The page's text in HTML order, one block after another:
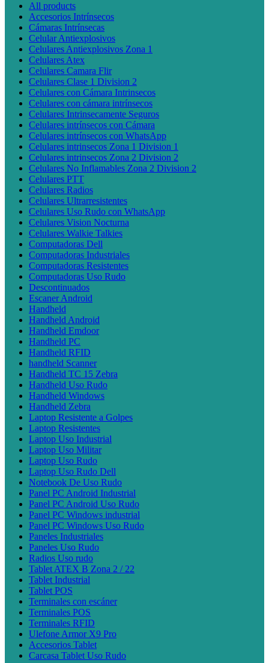
All products
Accesorios Intrínsecos
Cámaras Intrínsecas
Celular Antiexplosivos
Celulares Antiexplosivos Zona 1
Celulares Atex
Celulares Camara Flir
Celulares Clase 1 Division 2
Celulares con Cámara Intrinsecos
Celulares con cámara intrínsecos
Celulares Intrinsecamente Seguros
Celulares intrínsecos con Cámara
Celulares intrínsecos con WhatsApp
Celulares intrinsecos Zona 1 Division 1
Celulares intrinsecos Zona 2 Division 2
Celulares No Inflamables Zona 2 Division 2
Celulares PTT
Celulares Radios
Celulares Ultrarresistentes
Celulares Uso Rudo con WhatsApp
Celulares Vision Nocturna
Celulares Walkie Talkies
Computadoras Dell
Computadoras Industriales
Computadoras Resistentes
Computadoras Uso Rudo
Descontinuados
Escaner Android
Handheld
Handheld Android
Handheld Emdoor
Handheld PC
Handheld RFID
handheld Scanner
Handheld TC 15 Zebra
Handheld Uso Rudo
Handheld Windows
Handheld Zebra
Laptop Resistente a Golpes
Laptop Resistentes
Laptop Uso Industrial
Laptop Uso Militar
Laptop Uso Rudo
Laptop Uso Rudo Dell
Notebook De Uso Rudo
Panel PC Android Industrial
Panel PC Android Uso Rudo
Panel PC Windows industrial
Panel PC Windows Uso Rudo
Paneles Industriales
Paneles Uso Rudo
Radios Uso rudo
Tablet ATEX B Zona 2 / 22
Tablet Industrial
Tablet POS
Terminales con escáner
Terminales POS
Terminales RFID
Ulefone Armor X9 Pro
Accesorios Tablet
Carcasa Tablet Uso Rudo